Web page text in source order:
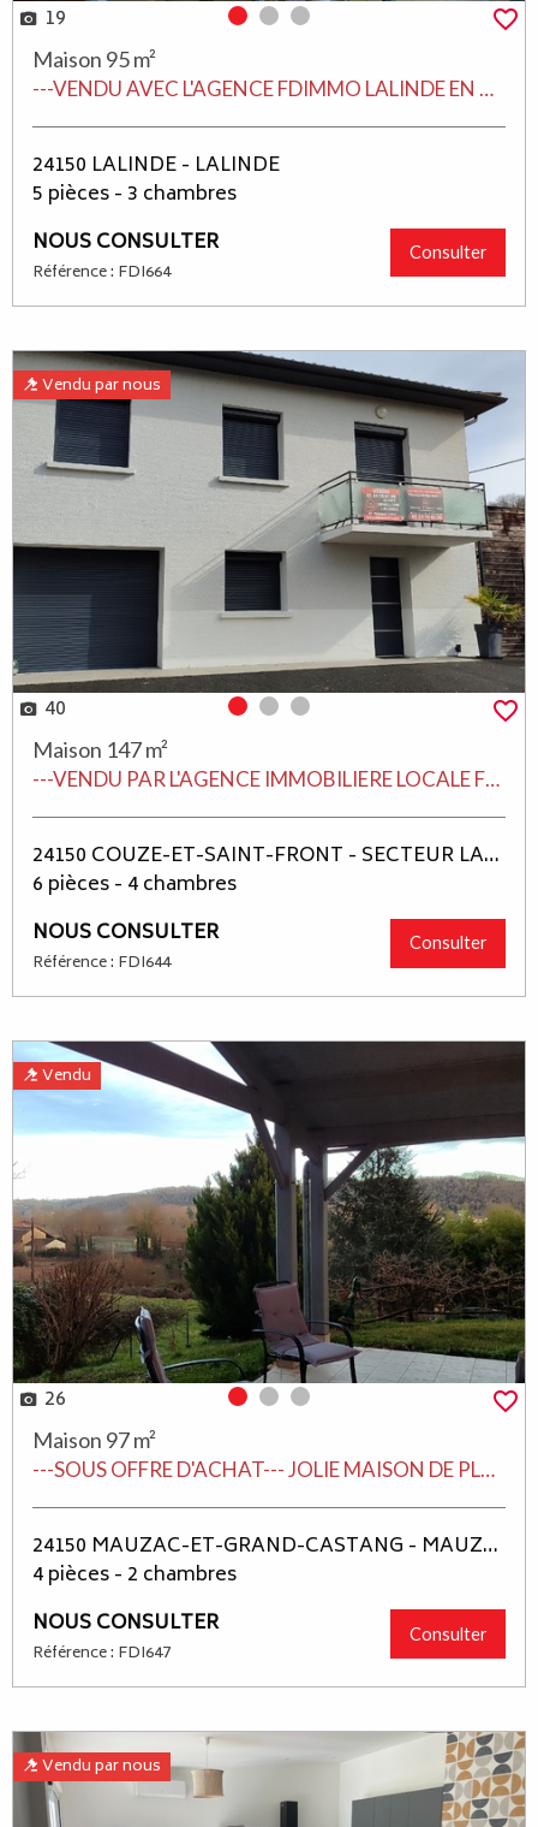
19 Photo 0
Photo 1Photo 2
Maison 95 m²
---VENDU AVEC L'AGENCE FDIMMO LALINDE EN PERIGORD---
24150 LALINDE - LALINDE
5 pièces - 3 chambres
NOUS CONSULTER
Référence : FDI664
Consulter
Vendu par nous
40 Photo 0
Photo 1Photo 2
Maison 147 m²
---VENDU PAR L'AGENCE IMMOBILIERE LOCALE FDIMMO LALINDE--- COUZE ET SAINT-FRONT PROCHE DES COMMODITÉS ET ÉCOLE JOLIE MAISON CONTEMPORAINE SUR 2 NIVEAUX PLUS DE 146 M² HABITABLES TRÉS BIEN ÉQUIPÉE ET EN PARFAIT ÉTAT, BELLE PIECE DE VIE AVEC CUISINE ÉQUIPÉE, 4 CHAMBRES + PISCINE COUVERTE ET CHAUFFÉE + POOL-HOUSSE + DOUBLE GARAGE ATTENANT, JARDIN CLOS PAYSAGÉ.
24150 COUZE-ET-SAINT-FRONT - SECTEUR LALINDE
6 pièces - 4 chambres
NOUS CONSULTER
Référence : FDI644
Consulter
Vendu
26 Photo 0
Photo 1Photo 2
Maison 97 m²
---SOUS OFFRE D'ACHAT--- JOLIE MAISON DE PLAIN-PIED DE L'ANNÉE 2007, 97 M² HABITABLES BON ÉTAT COMPOSÉE D'UN BEAU SÉJOUR SALON AVEC CHEMINÉE INSERT ET D' UNE CUISINE OUVERTE ÉQUIPÉE, UNE GRANDE TERRASSE COUVERTE, CELLIER BUANDERIE, UN ACCES AU GD GARAGE, 2 BELLES CHAMBRES, UNE SALLE D'EAU, WC, CHAUFFAGE CENTRAL GDV, AGRÉABLE JARDIN CLOS DE 2214 M² + UN ABRI DE JARDIN.
24150 MAUZAC-ET-GRAND-CASTANG - MAUZAC ET GRAND CASTANG
4 pièces - 2 chambres
NOUS CONSULTER
Référence : FDI647
Consulter
Vendu par nous